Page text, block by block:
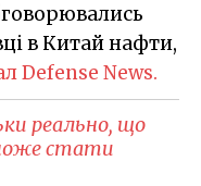
в Китай нафти,
Defense News.
реально, що
стати